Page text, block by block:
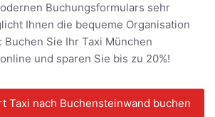
Buchungsformulars sehr
Ihnen die bequeme Organisation
Buchen Sie Ihr Taxi München
und sparen Sie bis zu 20%!
Taxi nach Buchensteinwand buchen